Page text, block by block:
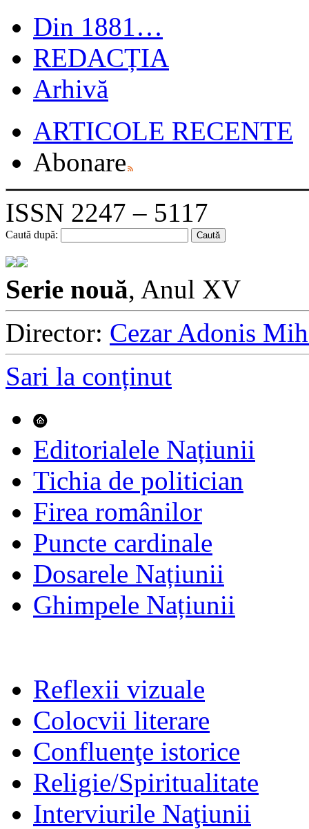
Din 1881…
REDACȚIA
Arhivă
ARTICOLE RECENTE
Abonare
ISSN 2247 – 5117
Caută după:
Serie nouă, Anul XV
Director: Cezar Adonis
Sari la conținut
Editorialele Națiunii
Tichia de politician
Firea românilor
Puncte cardinale
Dosarele Națiunii
Ghimpele Națiunii
Reflexii vizuale
Colocvii literare
Confluenţe istorice
Religie/Spiritualitate
Interviurile Naţiunii